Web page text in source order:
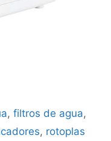
,filtros de agua,
, rotoplas